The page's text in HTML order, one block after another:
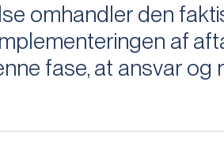
omhandler den
af
fase, at ansvar